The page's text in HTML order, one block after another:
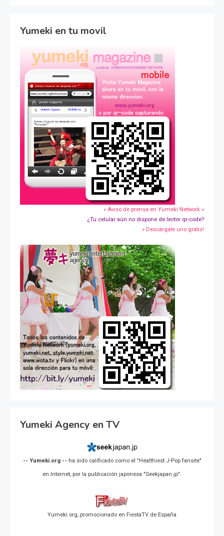
Yumeki en tu movil
» Aviso de prensa en Yumeki Network »
¿Tu celular aún no dispone de lector qr-code?
» Descárgate uno gratis!
Yumeki Agency en TV
-- Yumeki.org -- ha sido calificado como el "Healthiest J-Pop fansite"
en Internet, por la publicación japonesa "Seekjapan.jp".
Yumeki.org, promocionado en FiestaTV de España